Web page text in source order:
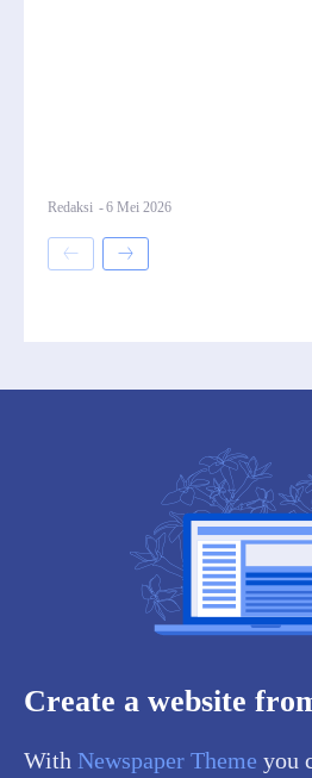
Redaksi -6 Mei 2026
Create a website
With Newspaper Theme you